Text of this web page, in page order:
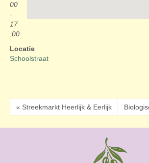
00
-
17
:00
Locatie
Schoolstraat
« Streekmarkt Heerlijk & Eerlijk